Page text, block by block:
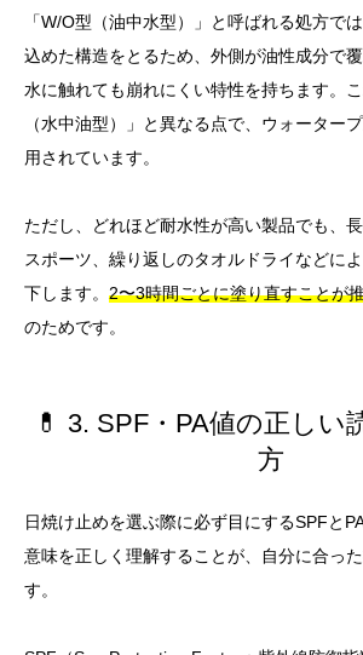
「W/O型（油中水型）」と呼ばれる処方で
込めた構造をとるため、外側が油性成分で覆
水に触れても崩れにくい特性を持ちます。
（水中油型）」と異なる点で、ウォーター
用されています。
ただし、どれほど耐水性が高い製品でも、
スポーツ、繰り返しのタオルドライなどに
下します。 2〜3時間ごとに塗り直すことが
のためです。
💊 3. SPF・PA値の正しい
方
日焼け止めを選ぶ際に必ず目にするSPFと
意味を正しく理解することが、自分に合っ
す。